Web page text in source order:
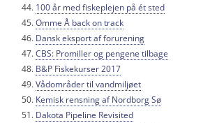
100 år med fiskeplejen på ét sted
Omme Å back on track
Dansk eksport af forurening
CBS: Promiller og pengene tilbage
B&P Fiskekurser 2017
Vådområder til vandmiljøet
Kemisk rensning af Nordborg Sø
Dakota Pipeline Revisited